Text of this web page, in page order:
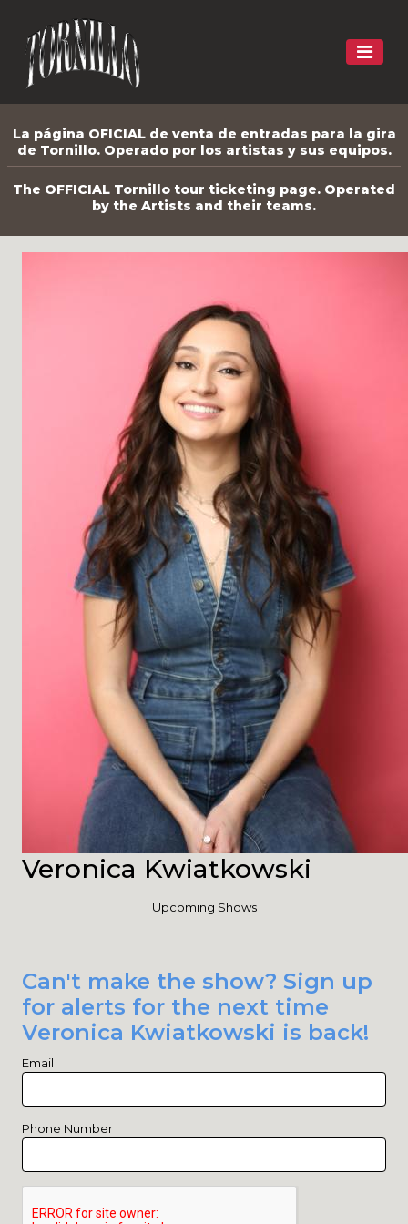
La página OFICIAL de venta de entradas para la gira
de Tornillo. Operado por los artistas y sus equipos.
The OFFICIAL Tornillo tour ticketing page. Operated
by the Artists and their teams.
Veronica Kwiatkowski
Upcoming Shows
Can't make the show? Sign up
for alerts for the next time
Veronica Kwiatkowski is back!
Email
Phone Number